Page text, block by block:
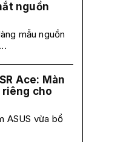
nguồn
mẫu nguồn
Ace: Màn
riêng cho
ASUS vừa bổ